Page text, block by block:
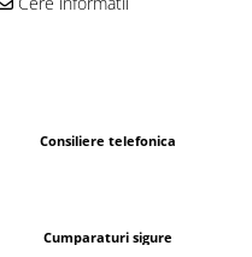
Consiliere telefonica
Cumparaturi sigure